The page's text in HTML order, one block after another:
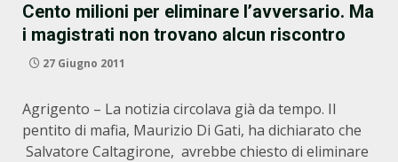
Cento milioni per eliminare l’avversario. Ma
i magistrati non trovano alcun riscontro
27 Giugno 2011
Agrigento – La notizia circolava già da tempo. Il
pentito di mafia, Maurizio Di Gati, ha dichiarato che
Salvatore Caltagirone, avrebbe chiesto di eliminare